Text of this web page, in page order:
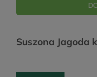
Suszona Jagoda